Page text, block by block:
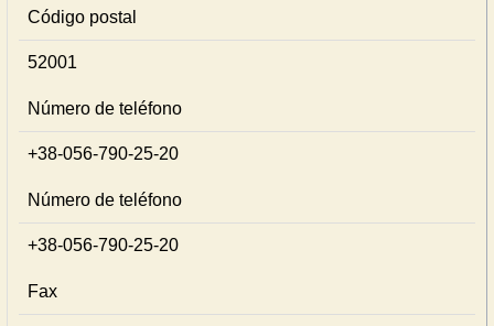
Código postal
52001
Número de teléfono
+38-056-790-25-20
Número de teléfono
+38-056-790-25-20
Fax